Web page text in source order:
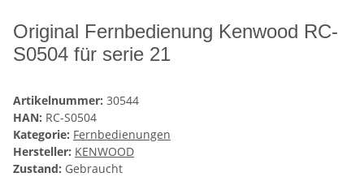
Original Fernbedienung Kenwood RC-
S0504 für serie 21
Artikelnummer: 30544
HAN: RC-S0504
Kategorie: Fernbedienungen
Hersteller: KENWOOD
Zustand: Gebraucht